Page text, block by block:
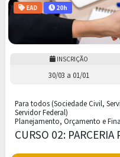
EAD 20h
INSCRIÇÃO
30/03 a 01/01
Para todos (Sociedade Civil,
Servidor Federal)
Planejamento, Orçamento e
CURSO 02: